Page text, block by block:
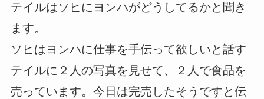
テイルはソヒにヨンハがどうしてるかと聞き
ます。
ソヒはヨンハに仕事を手伝って欲しいと話す
テイルに２人の写真を見せて、２人で食品を
売っています。今日は完売したそうですと伝